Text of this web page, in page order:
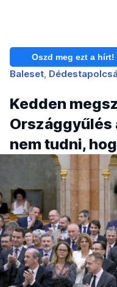
Oszd meg ezt a hírt!
Baleset
Kedden
Országgyűlés
nem tudni,